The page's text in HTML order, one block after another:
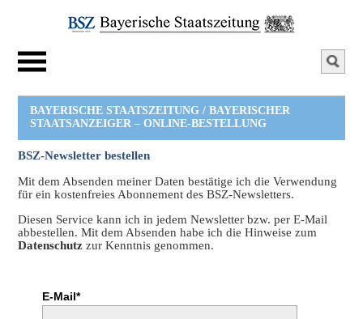
BAYERISCHE STAATSZEITUNG / BAYERISCHER
STAATSANZEIGER – ONLINE-BESTELLUNG
BSZ-Newsletter bestellen
Mit dem Absenden meiner Daten bestätige ich die Verwendung
für ein kostenfreies Abonnement des BSZ-Newsletters.
Diesen Service kann ich in jedem Newsletter bzw. per E-Mail
abbestellen. Mit dem Absenden habe ich die Hinweise zum
Datenschutz zur Kenntnis genommen.
E-Mail*